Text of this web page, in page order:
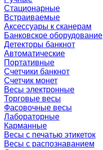
Стационарные
Встраиваемые
Аксессуары к сканерам
Банковское оборудование
Детекторы банкнот
Автоматические
Портативные
Счетчики банкнот
Счетчик монет
Весы электронные
Торговые весы
Фасовочные весы
Лабораторные
Карманные
Весы с печатью этикеток
Весы с распознаванием